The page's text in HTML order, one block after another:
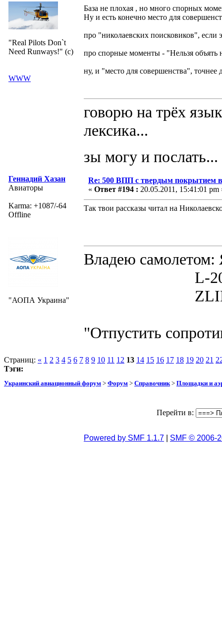
"Real Pilots Don`t
Need Runways!" (c)
WWW
База не плохая , но много спорных
Ну и есть конечно место для
про "николаевских поисковиков", если
про спорные моменты - "Нельзя объять
ну, и "место для совершенства", точнее
говорю на трёх
лексика...
зы могу и послать...
Геннадий Хазан
Авиаторы
Karma: +1087/-64
Offline
"АОПА Украина"
Re: 500 ВПП с твердым покрытием
« Ответ #194 : 20.05.2011, 15:41:01 pm
Так твои рассказы читал на
Владею
L-200D
ZLIN 526
"Отпустить
Страниц: « 1 2 3 4 5 6 7 8 9 10 11 12 13 14 15 16 17 18 19 20 21
Тэги:
Украинский авиационный форум > Форум > Справочник> Площадки и
Перейти в:
Powered by SMF 1.1.7 SMF © 2006-